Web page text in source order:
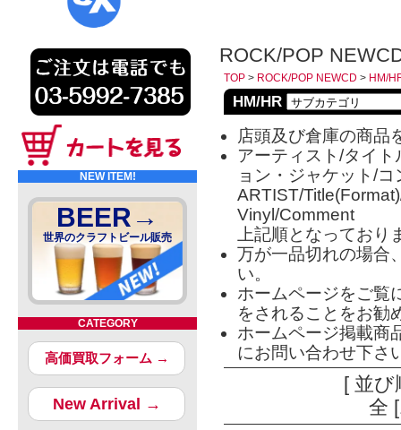
NEW ITEM!
BEER→
世界のクラフトビール販売
CATEGORY
高価買取フォーム →
New Arrival →
ROCK/POP
TOP > ROCK/POP NEWCD > HM/
HM/HR
店頭及び倉庫の商品
アーティスト/タイ
ョン・ジャケット/
ARTIST/
Vinyl/Comment
上記順となっており
万が一品切れの場合
い。
ホームページをご覧
をされることをお勧
ホームページ掲載商
にお問い合わせ下さ
[ 並
全